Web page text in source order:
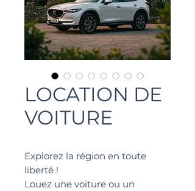
LOCATION DE
VOITURE
Explorez la région en toute
liberté !
Louez une voiture ou un